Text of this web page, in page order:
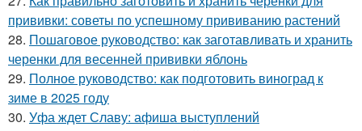
прививки: советы по успешному прививанию растений
28. Пошаговое руководство: как заготавливать и хранить
черенки для весенней прививки яблонь
29. Полное руководство: как подготовить виноград к
зиме в 2025 году
30. Уфа ждет Славу: афиша выступлений